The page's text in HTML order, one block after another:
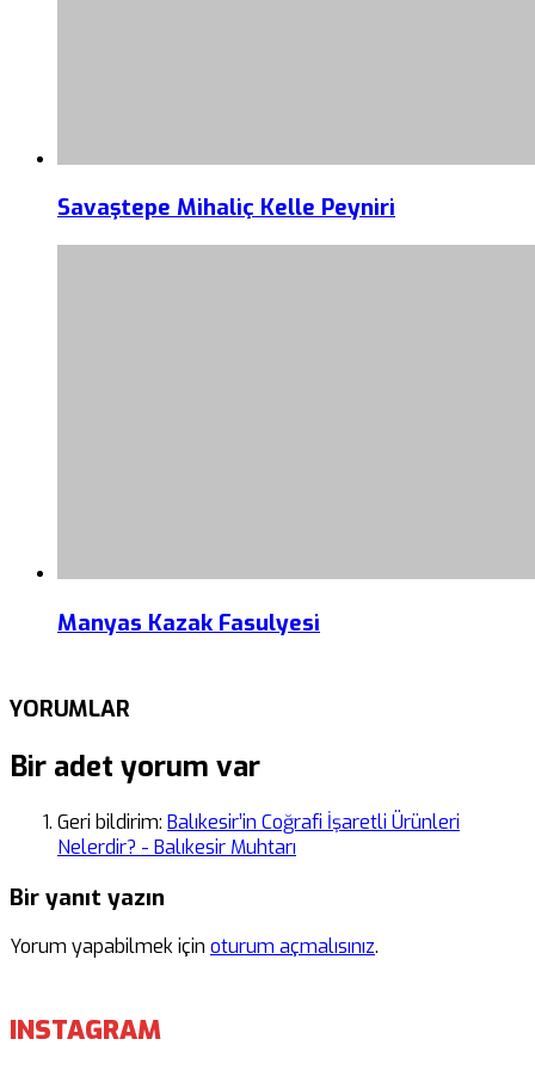
Savaştepe Mihaliç Kelle Peyniri
Manyas Kazak Fasulyesi
YORUMLAR
Bir adet yorum var
Geri bildirim: Balıkesir’in Coğrafi İşaretli Ürünleri
Nelerdir? - Balıkesir Muhtarı
Bir yanıt yazın
Yorum yapabilmek için oturum açmalısınız.
INSTAGRAM